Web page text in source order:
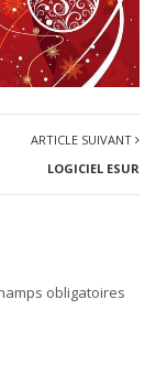
ARTICLE SUIVANT
LOGICIEL ESUR
obligatoires